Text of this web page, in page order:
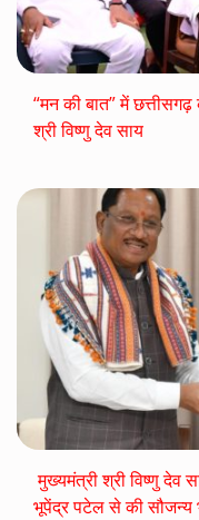
“मन की बात” में
श्री विष्णु देव साय
मुख्यमंत्री श्री विष्णु देव
भूपेंद्र पटेल से की सौजन्य